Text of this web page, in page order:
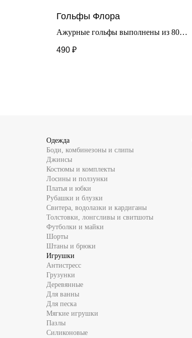
Гольфы Флора
Ажурные гольфы выполнены из 80%
Идеальное дополнение к
490 ₽
Одежда
Боди, комбинезоны и слипы
Джинсы
Костюмы и комплекты
Лосины и ползунки
Платья и юбки
Рубашки и блузки
Свитера, водолазки и кардиганы
Толстовки, лонгсливы и свитшоты
Футболки и майки
Шорты
Штаны и брюки
Игрушки
Антистресс
Грузунки
Деревянные
Для ванны
Для песка
Мягкие игрушки
Пазлы
Силиконовые